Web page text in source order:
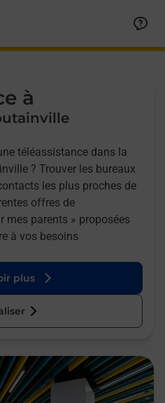
à
téléassistance dans la
? Trouver les bureaux
les plus proches de
offres de
mes parents » proposées
à vos besoins
plus